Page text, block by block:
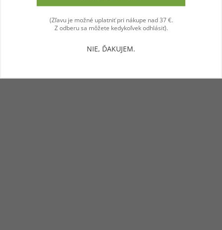
(Zľavu je možné uplatniť pri nákupe nad 37 €.
Z odberu sa môžete kedykoľvek odhlásiť).
NIE, ĎAKUJEM.